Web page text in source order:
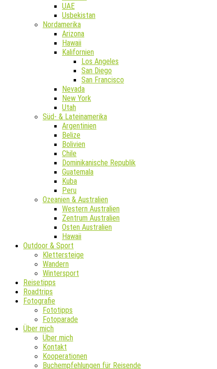
UAE
Usbekistan
Nordamerika
Arizona
Hawaii
Kalifornien
Los Angeles
San Diego
San Francisco
Nevada
New York
Utah
Süd- & Lateinamerika
Argentinien
Belize
Bolivien
Chile
Dominikanische Republik
Guatemala
Kuba
Peru
Ozeanien & Australien
Western Australien
Zentrum Australien
Osten Australien
Hawaii
Outdoor & Sport
Klettersteige
Wandern
Wintersport
Reisetipps
Roadtrips
Fotografie
Fototipps
Fotoparade
Über mich
Über mich
Kontakt
Kooperationen
Buchempfehlungen für Reisende